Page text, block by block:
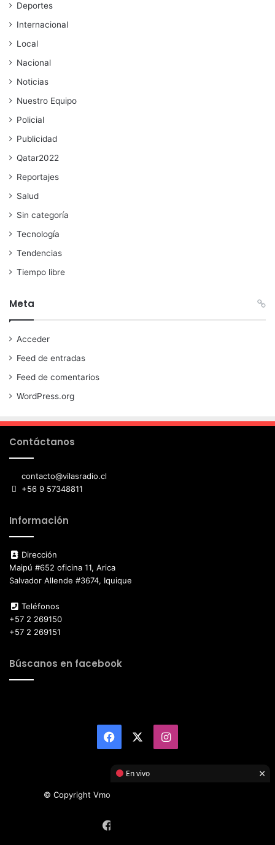
Deportes
Internacional
Local
Nacional
Noticias
Nuestro Equipo
Policial
Publicidad
Qatar2022
Reportajes
Salud
Sin categoría
Tecnología
Tendencias
Tiempo libre
Meta
Acceder
Feed de entradas
Feed de comentarios
WordPress.org
Contáctanos
contacto@vilasradio.cl
+56 9 57348811
Información
Dirección
Maipú #652 oficina 11, Arica
Salvador Allende #3674, Iquique
Teléfonos
+57 2 269150
+57 2 269151
Búscanos en facebook
Facebook Instagram
© Copyright Vmotor TI 2026, All Rights Reserved
En vivo ×